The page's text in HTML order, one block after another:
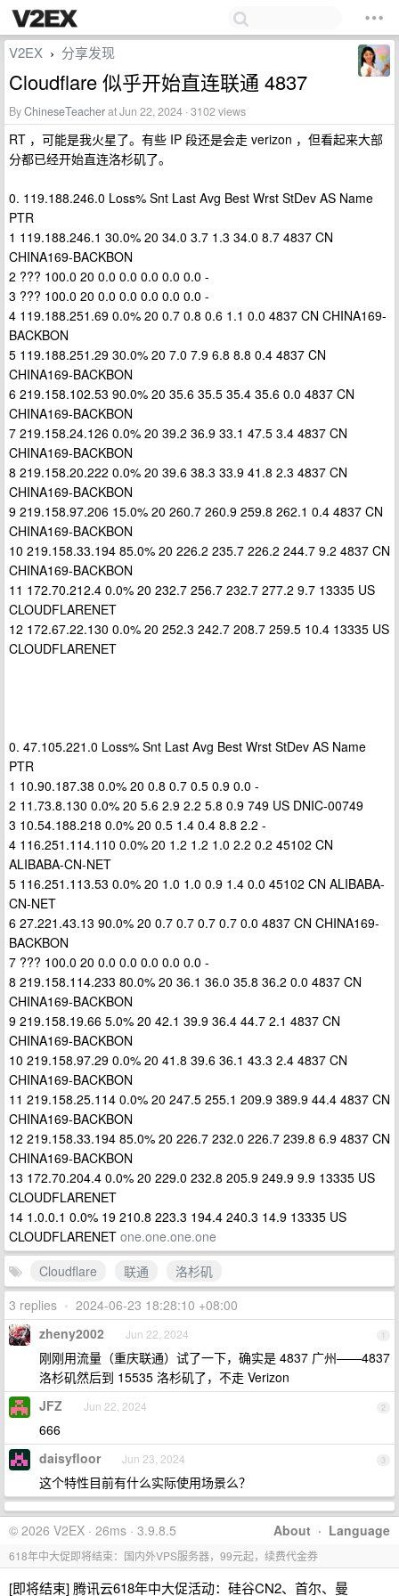
V2EX › 分享发现
Cloudflare 似乎开始直连联通 4837
ByChineseTeacherat Jun 22, 2024 · 3102 views
RT ，可能是我火星了。有些 IP 段还是会走 verizon ，但看起来大部
分都已经开始直连洛杉矶了。
0. 119.188.246.0 Loss% Snt Last Avg Best Wrst StDev AS Name
PTR
1 119.188.246.1 30.0% 20 34.0 3.7 1.3 34.0 8.7 4837 CN
CHINA169-BACKBON
2 ??? 100.0 20 0.0 0.0 0.0 0.0 0.0 -
3 ??? 100.0 20 0.0 0.0 0.0 0.0 0.0 -
4 119.188.251.69 0.0% 20 0.7 0.8 0.6 1.1 0.0 4837 CN CHINA169-
BACKBON
5 119.188.251.29 30.0% 20 7.0 7.9 6.8 8.8 0.4 4837 CN
CHINA169-BACKBON
6 219.158.102.53 90.0% 20 35.6 35.5 35.4 35.6 0.0 4837 CN
CHINA169-BACKBON
7 219.158.24.126 0.0% 20 39.2 36.9 33.1 47.5 3.4 4837 CN
CHINA169-BACKBON
8 219.158.20.222 0.0% 20 39.6 38.3 33.9 41.8 2.3 4837 CN
CHINA169-BACKBON
9 219.158.97.206 15.0% 20 260.7 260.9 259.8 262.1 0.4 4837 CN
CHINA169-BACKBON
10 219.158.33.194 85.0% 20 226.2 235.7 226.2 244.7 9.2 4837 CN
CHINA169-BACKBON
11 172.70.212.4 0.0% 20 232.7 256.7 232.7 277.2 9.7 13335 US
CLOUDFLARENET
12 172.67.22.130 0.0% 20 252.3 242.7 208.7 259.5 10.4 13335 US
CLOUDFLARENET
0. 47.105.221.0 Loss% Snt Last Avg Best Wrst StDev AS Name
PTR
1 10.90.187.38 0.0% 20 0.8 0.7 0.5 0.9 0.0 -
2 11.73.8.130 0.0% 20 5.6 2.9 2.2 5.8 0.9 749 US DNIC-00749
3 10.54.188.218 0.0% 20 0.5 1.4 0.4 8.8 2.2 -
4 116.251.114.110 0.0% 20 1.2 1.2 1.0 2.2 0.2 45102 CN
ALIBABA-CN-NET
5 116.251.113.53 0.0% 20 1.0 1.0 0.9 1.4 0.0 45102 CN ALIBABA-
CN-NET
6 27.221.43.13 90.0% 20 0.7 0.7 0.7 0.7 0.0 4837 CN CHINA169-
BACKBON
7 ??? 100.0 20 0.0 0.0 0.0 0.0 0.0 -
8 219.158.114.233 80.0% 20 36.1 36.0 35.8 36.2 0.0 4837 CN
CHINA169-BACKBON
9 219.158.19.66 5.0% 20 42.1 39.9 36.4 44.7 2.1 4837 CN
CHINA169-BACKBON
10 219.158.97.29 0.0% 20 41.8 39.6 36.1 43.3 2.4 4837 CN
CHINA169-BACKBON
11 219.158.25.114 0.0% 20 247.5 255.1 209.9 389.9 44.4 4837 CN
CHINA169-BACKBON
12 219.158.33.194 85.0% 20 226.7 232.0 226.7 239.8 6.9 4837 CN
CHINA169-BACKBON
13 172.70.204.4 0.0% 20 229.0 232.8 205.9 249.9 9.9 13335 US
CLOUDFLARENET
14 1.0.0.1 0.0% 19 210.8 223.3 194.4 240.3 14.9 13335 US
CLOUDFLARENET one.one.one.one
Cloudflare
联通
洛杉矶
3 replies • 2024-06-23 18:28:10 +08:00
1
zheny2002 Jun 22, 2024
刚刚用流量（重庆联通）试了一下，确实是 4837 广州——4837
洛杉矶然后到 15535 洛杉矶了，不走 Verizon
2
JFZ Jun 22, 2024
666
3
daisyfloor Jun 23, 2024
这个特性目前有什么实际使用场景么？
About · Language
© 2026 V2EX · 26ms · 3.9.8.5
618年中大促即将结束：国内外VPS服务器，99元起，续费代金券
[即将结束] 腾讯云618年中大促活动：硅谷CN2、首尔、曼